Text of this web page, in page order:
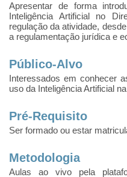
Apresentar de forma
Inteligência Artificial no
regulação da atividade,
a regulamentação jurídica e
Público-Alvo
Interessados em conhecer
uso da Inteligência Artificial
Pré-Requisito
Ser formado ou estar
Metodologia
Aulas ao vivo pela